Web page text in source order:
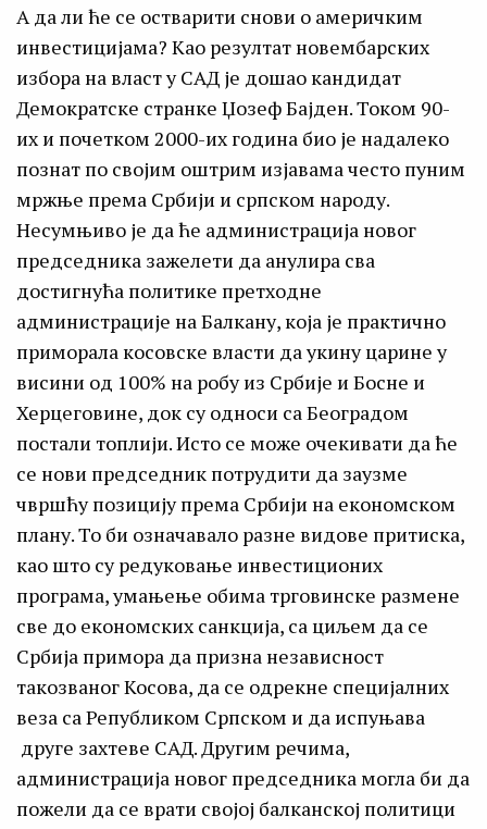
А да ли ће се остварити снови о америчким
инвестицијама? Као резултат новембарских
избора на власт у САД је дошао кандидат
Демократске странке Џозеф Бајден. Током 90-
их и почетком 2000-их година био је надалеко
познат по својим оштрим изјавама често пуним
мржње према Србији и српском народу.
Несумњиво је да ће администрација новог
председника зажелети да анулира сва
достигнућа политике претходне
администрације на Балкану, која је практично
приморала косовске власти да укину царине у
висини од 100% на робу из Србије и Босне и
Херцеговине, док су односи са Београдом
постали топлији. Исто се може очекивати да ће
се нови председник потрудити да заузме
чвршћу позицију према Србији на економском
плану. То би означавало разне видове притиска,
као што су редуковање инвестиционих
програма, умањење обима трговинске размене
све до економских санкција, са циљем да се
Србија примора да призна независност
такозваног Косова, да се одрекне специјалних
веза са Републиком Српском и да испуњава
друге захтеве САД. Другим речима,
администрација новог председника могла би да
пожели да се врати својој балканској политици